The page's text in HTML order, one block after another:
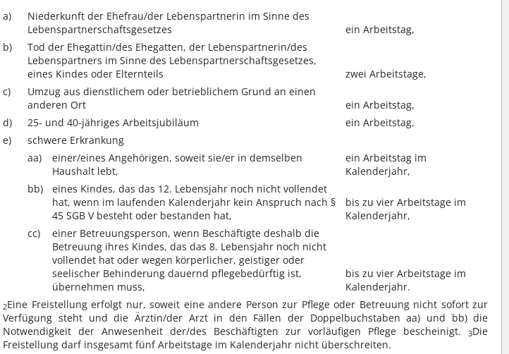
a)
Niederkunft der Ehefrau/der Lebenspartnerin im Sinne des
Lebenspartnerschaftsgesetzes
ein Arbeitstag,
b)
Tod der Ehegattin/des Ehegatten, der Lebenspartnerin/des
Lebenspartners im Sinne des Lebenspartnerschaftsgesetzes,
eines Kindes oder Elternteils
zwei Arbeitstage,
c)
Umzug aus dienstlichem oder betrieblichem Grund an einen
anderen Ort
ein Arbeitstag,
d)
25- und 40-jähriges Arbeitsjubiläum
ein Arbeitstag,
e)
schwere Erkrankung
aa)
einer/eines Angehörigen, soweit sie/er in demselben
Haushalt lebt,
ein Arbeitstag im
Kalenderjahr,
bb)
eines Kindes, das das 12. Lebensjahr noch nicht vollendet
hat, wenn im laufenden Kalenderjahr kein Anspruch nach §
45 SGB V besteht oder bestanden hat,
bis zu vier Arbeitstage im
Kalenderjahr,
cc)
einer Betreuungsperson, wenn Beschäftigte deshalb die
Betreuung ihres Kindes, das das 8. Lebensjahr noch nicht
vollendet hat oder wegen körperlicher, geistiger oder
seelischer Behinderung dauernd pflegebedürftig ist,
übernehmen muss,
bis zu vier Arbeitstage im
Kalenderjahr.
2Eine Freistellung erfolgt nur, soweit eine andere Person zur Pflege oder Betreuung nicht sofort zur
Verfügung steht und die Ärztin/der Arzt in den Fällen der Doppelbuchstaben aa) und bb) die
Notwendigkeit der Anwesenheit der/des Beschäftigten zur vorläufigen Pflege bescheinigt.3Die
Freistellung darf insgesamt fünf Arbeitstage im Kalenderjahr nicht überschreiten.